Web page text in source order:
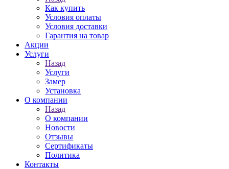
Как купить
Условия оплаты
Условия доставки
Гарантия на товар
Акции
Услуги
Назад
Услуги
Замер
Установка
О компании
Назад
О компании
Новости
Отзывы
Сертификаты
Политика
Контакты